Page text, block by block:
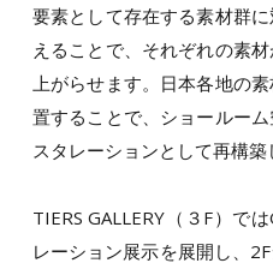
要素として存在する素材群
えることで、それぞれの素
上がらせます。日本各地の
置することで、ショールー
スタレーションとして再構築
TIERS GALLERY（３F）で
レーション展示を展開し、